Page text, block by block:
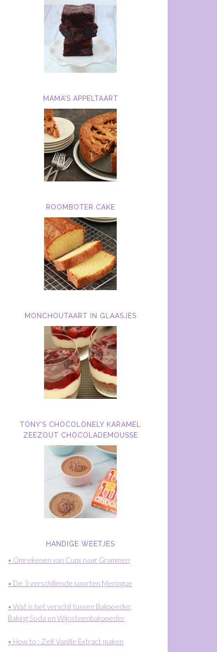
MAMA’S APPELTAART
ROOMBOTER CAKE
MONCHOUTAART IN GLAASJES
TONY’S CHOCOLONELY KARAMEL
ZEEZOUT CHOCOLADEMOUSSE
HANDIGE WEETJES
• Omrekenen van Cups naar Grammen
• De 3 verschillende soorten Meringue
• Wat is het verschil tussen Bakpoeder,
Baking Soda en Wijnsteenbakpoeder
• How to : Zelf Vanille Extract maken